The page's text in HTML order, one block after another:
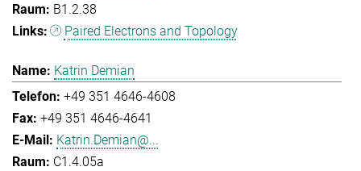
B1.2.38
Paired Electrons and Topology
Katrin Demian
+49 351 4646-4608
+49 351 4646-4641
Katrin.Demian@...
C1.4.05a